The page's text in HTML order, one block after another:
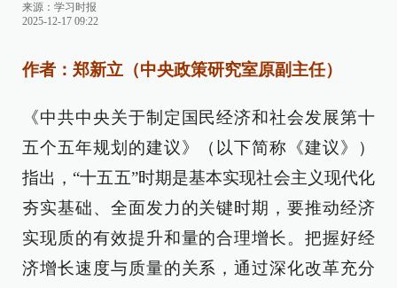
来源： 学习时报
2025-12-17 09:22
作者：郑新立（中央政策研究室原副主任）
《中共中央关于制定国民经济和社会发展第十
五个五年规划的建议》（以下简称《建议》）
指出，“十五五”时期是基本实现社会主义现代化
夯实基础、全面发力的关键时期，要推动经济
实现质的有效提升和量的合理增长。把握好经
济增长速度与质量的关系，通过深化改革充分